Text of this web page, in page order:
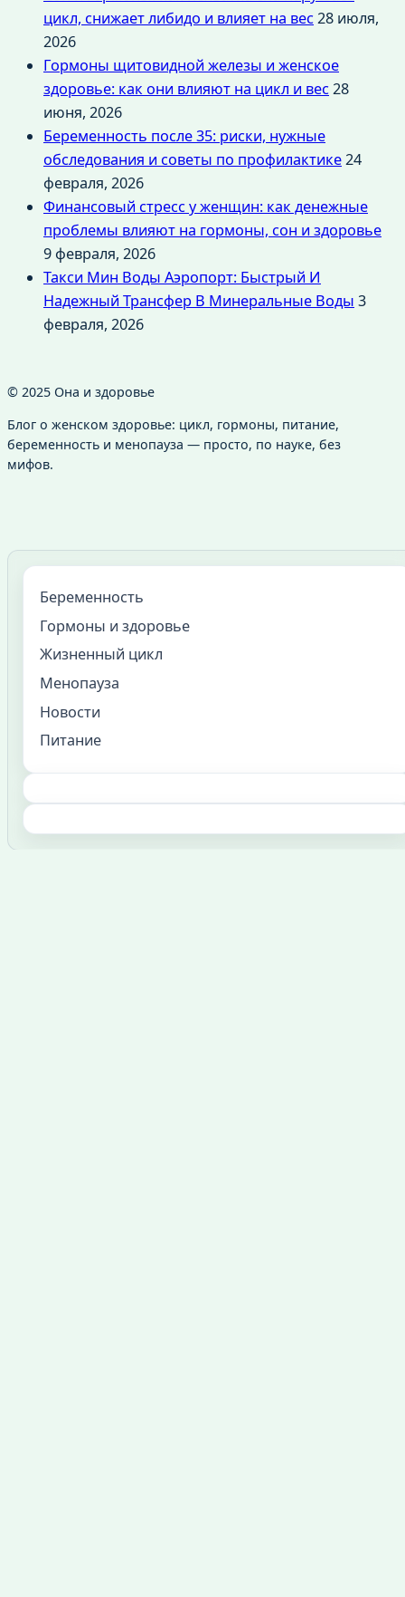
цикл, снижает либидо и влияет на вес28 июля,
2026
Гормоны щитовидной железы и женское
здоровье: как они влияют на цикл и вес28
июня, 2026
Беременность после 35: риски, нужные
обследования и советы по профилактике24
февраля, 2026
Финансовый стресс у женщин: как денежные
проблемы влияют на гормоны, сон и здоровье
9 февраля, 2026
Такси Мин Воды Аэропорт: Быстрый И
Надежный Трансфер В Минеральные Воды 3
февраля, 2026
© 2025 Она и здоровье
Блог о женском здоровье: цикл, гормоны, питание,
беременность и менопауза — просто, по науке, без
мифов.
Беременность
Гормоны и здоровье
Жизненный цикл
Менопауза
Новости
Питание